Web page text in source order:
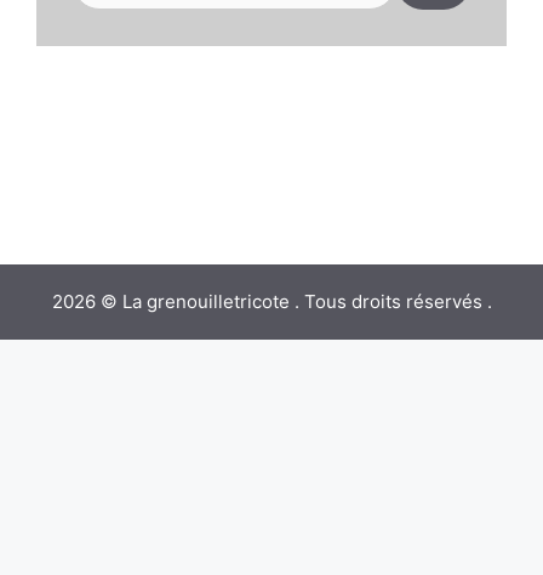
2026 © La grenouilletricote . Tous droits réservés .